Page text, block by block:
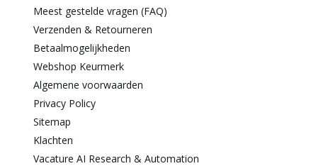
Meest gestelde vragen (FAQ)
Verzenden & Retourneren
Betaalmogelijkheden
Webshop Keurmerk
Algemene voorwaarden
Privacy Policy
Sitemap
Klachten
Vacature AI Research & Automation